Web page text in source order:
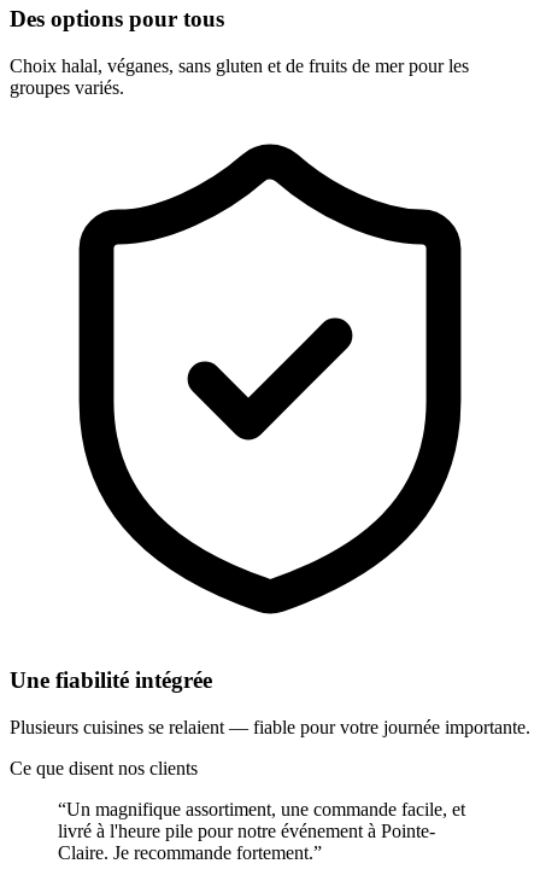
Des options pour tous
Choix halal, véganes, sans gluten et de fruits de mer pour les
groupes variés.
Une fiabilité intégrée
Plusieurs cuisines se relaient — fiable pour votre journée importante.
Ce que disent nos clients
“Un magnifique assortiment, une commande facile, et
livré à l'heure pile pour notre événement à Pointe-
Claire. Je recommande fortement.”